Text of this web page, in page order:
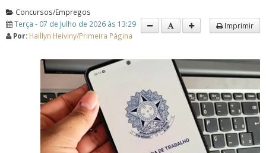
Concursos/Empregos
Terça - 07 de Julho de 2026 às 13:29
Por: Haillyn Heiviny/Primeira Página
Imprimir